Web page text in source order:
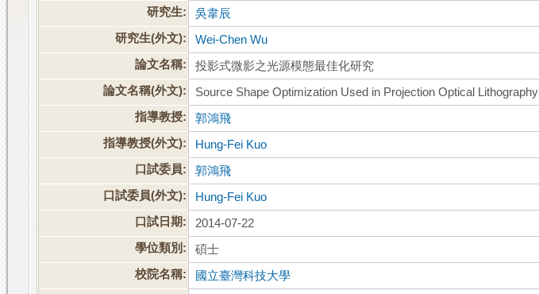
研究生:
吳韋辰
研究生(外文):
Wei-Chen Wu
論文名稱:
投影式微影之光源模態最佳化研究
論文名稱(外文):
Source Shape Optimization Used in Projection Optical Lithography
指導教授:
郭鴻飛
指導教授(外文):
Hung-Fei Kuo
口試委員:
郭鴻飛
口試委員(外文):
Hung-Fei Kuo
口試日期:
2014-07-22
學位類別:
碩士
校院名稱:
國立臺灣科技大學